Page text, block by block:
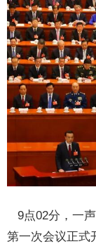
9点02分，一
第一次会议正式